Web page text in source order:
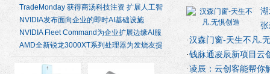
TradeMonday 获得商汤科技注资 扩展人工智
NVIDIA发布面向企业的即时AI基础设施
NVIDIA Fleet Command为企业扩展边缘AI服
务
AMD全新锐龙3000XT系列处理器为发烧友提
汉森门窗-天生不
·汉森门窗-天生不凡.
·钱脉通凌辰新项目云
·凌辰：云创客能帮你